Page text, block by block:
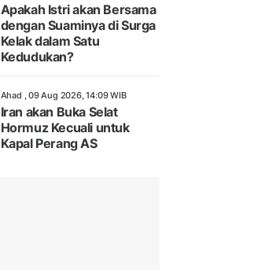
Apakah Istri akan Bersama
dengan Suaminya di Surga
Kelak dalam Satu
Kedudukan?
Ahad , 09 Aug 2026, 14:09 WIB
Iran akan Buka Selat
Hormuz Kecuali untuk
Kapal Perang AS